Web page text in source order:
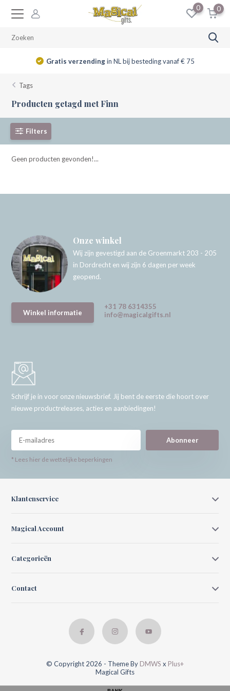
0 0
Gratis verzendingin NL bij besteding vanaf € 75
Tags
Producten getagd met Finn
Filters
Geen producten gevonden!...
Onze winkel
Wij zijn gevestigd aan de Groenmarkt 203 - 205
in Dordrecht en wij zijn 6 dagen per week
geopend.
Winkel informatie
+31 78 6314355
info@magicalgifts.nl
Schrijf je in voor onze nieuwsbrief. Jij bent de eerste die hoort over
nieuwe productreleases, acties en aanbiedingen!
Abonneer
* Lees hier de wettelijke beperkingen
Klantenservice
Magical Account
Categorieën
Contact
© Copyright 2026 - Theme By DMWS x Plus+
Magical Gifts